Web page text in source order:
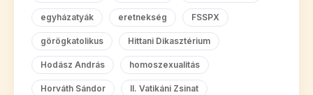
egyházatyák eretnekség FSSPX
görögkatolikus Hittani Dikasztérium
Hodász András homoszexualitás
Horváth Sándor II. Vatikáni Zsinat